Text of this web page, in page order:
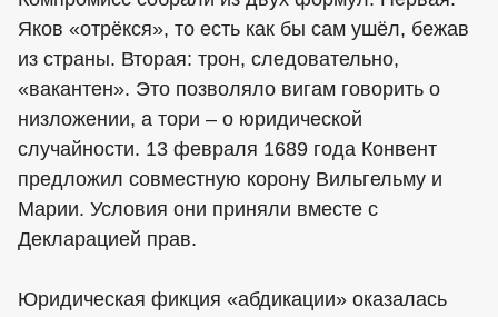
Яков «отрёкся», то есть как бы сам ушёл, бежав
из страны. Вторая: трон, следовательно,
«вакантен». Это позволяло вигам говорить о
низложении, а тори – о юридической
случайности. 13 февраля 1689 года Конвент
предложил совместную корону Вильгельму и
Марии. Условия они приняли вместе с
Декларацией прав.
Юридическая фикция «абдикации» оказалась